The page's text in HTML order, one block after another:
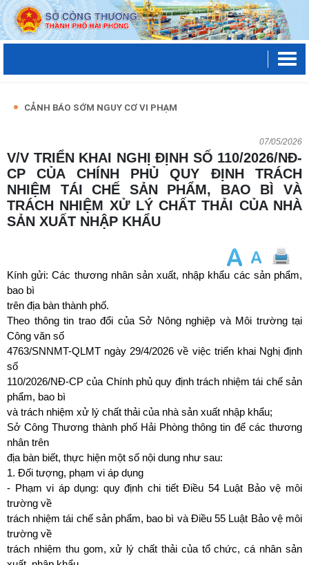
CẢNH BÁO SỚM NGUY CƠ VI PHẠM
07/05/2026
V/V TRIỂN KHAI NGHỊ ĐỊNH SỐ 110/2026/NĐ-
CP CỦA CHÍNH PHỦ QUY ĐỊNH TRÁCH
NHIỆM TÁI CHẾ SẢN PHẨM, BAO BÌ VÀ
TRÁCH NHIỆM XỬ LÝ CHẤT THẢI CỦA NHÀ
SẢN XUẤT NHẬP KHẨU
Kính gửi: Các thương nhân sản xuất, nhập khẩu các sản phẩm,
bao bì
trên địa bàn thành phố.
Theo thông tin trao đổi của Sở Nông nghiệp và Môi trường tại
Công văn số
4763/SNNMT-QLMT ngày 29/4/2026 về việc triển khai Nghị định
số
110/2026/NĐ-CP của Chính phủ quy định trách nhiệm tái chế sản
phẩm, bao bì
và trách nhiệm xử lý chất thải của nhà sản xuất nhập khẩu;
Sở Công Thương thành phố Hải Phòng thông tin để các thương
nhân trên
địa bàn biết, thực hiện một số nội dung như sau:
1. Đối tượng, phạm vi áp dụng
- Phạm vi áp dụng: quy định chi tiết Điều 54 Luật Bảo vệ môi
trường về
trách nhiệm tái chế sản phẩm, bao bì và Điều 55 Luật Bảo vệ môi
trường về
trách nhiệm thu gom, xử lý chất thải của tổ chức, cá nhân sản